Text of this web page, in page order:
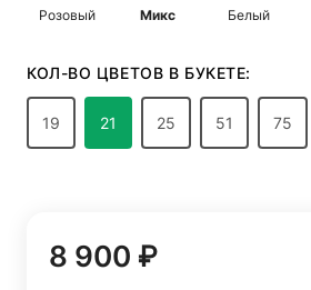
Розовый Микс Белый
КОЛ-ВО ЦВЕТОВ В БУКЕТЕ:
19 21 25 51 75
8 900 ₽